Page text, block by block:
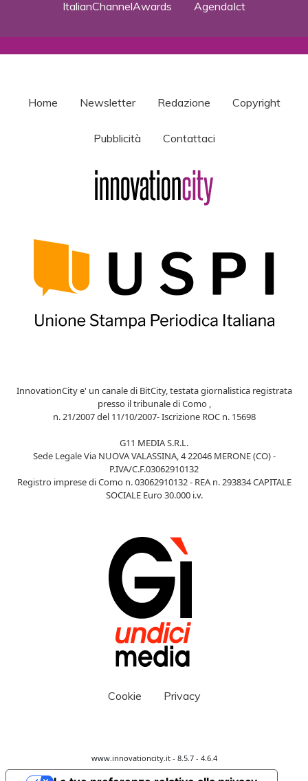
ItalianChannelAwards
AgendaIct
Home Newsletter Redazione Copyright
Pubblicità Contattaci
InnovationCity e' un canale di BitCity, testata giornalistica registrata
presso il tribunale di Como ,
n. 21/2007 del 11/10/2007- Iscrizione ROC n. 15698
G11 MEDIA S.R.L.
Sede Legale Via NUOVA VALASSINA, 4 22046 MERONE (CO) -
P.IVA/C.F.03062910132
Registro imprese di Como n. 03062910132 - REA n. 293834 CAPITALE
SOCIALE Euro 30.000 i.v.
Cookie Privacy
www.innovationcity.it - 8.5.7 - 4.6.4